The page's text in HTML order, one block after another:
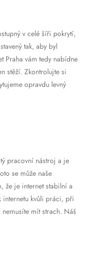
v celé šíři pokrytí,
tak, aby byl
Praha vám tedy nabídne
stěží. Zkontrolujte si
opravdu levný
pracovní nástroj a je
se může naše
že je internet stabilní a
internetu kvůli práci, při
mít strach. Náš